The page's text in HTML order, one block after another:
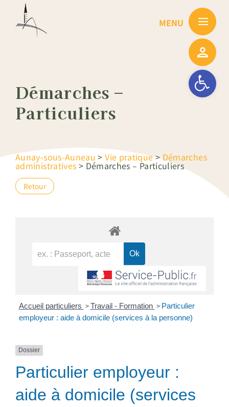
Ouvrir la
Démarches –
Particuliers
Aunay-sous-Auneau >Vie pratique>Démarches
administratives > Démarches – Particuliers
Retour
Accueil particuliers > Travail - Formation > Particulier
employeur : aide à domicile (services à la personne)
Dossier
Particulier employeur :
aide à domicile (services